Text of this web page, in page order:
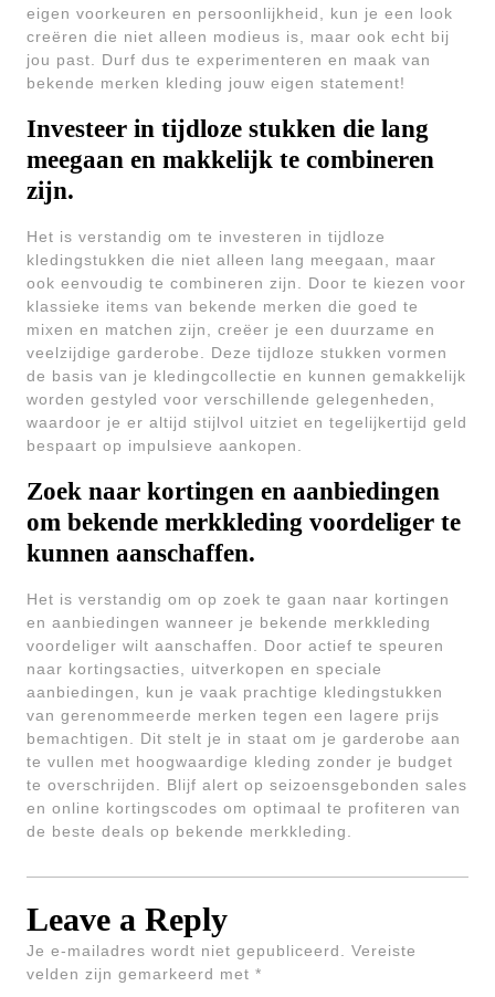
eigen voorkeuren en persoonlijkheid, kun je een look
creëren die niet alleen modieus is, maar ook echt bij
jou past. Durf dus te experimenteren en maak van
bekende merken kleding jouw eigen statement!
Investeer in tijdloze stukken die lang
meegaan en makkelijk te combineren
zijn.
Het is verstandig om te investeren in tijdloze
kledingstukken die niet alleen lang meegaan, maar
ook eenvoudig te combineren zijn. Door te kiezen voor
klassieke items van bekende merken die goed te
mixen en matchen zijn, creëer je een duurzame en
veelzijdige garderobe. Deze tijdloze stukken vormen
de basis van je kledingcollectie en kunnen gemakkelijk
worden gestyled voor verschillende gelegenheden,
waardoor je er altijd stijlvol uitziet en tegelijkertijd geld
bespaart op impulsieve aankopen.
Zoek naar kortingen en aanbiedingen
om bekende merkkleding voordeliger te
kunnen aanschaffen.
Het is verstandig om op zoek te gaan naar kortingen
en aanbiedingen wanneer je bekende merkkleding
voordeliger wilt aanschaffen. Door actief te speuren
naar kortingsacties, uitverkopen en speciale
aanbiedingen, kun je vaak prachtige kledingstukken
van gerenommeerde merken tegen een lagere prijs
bemachtigen. Dit stelt je in staat om je garderobe aan
te vullen met hoogwaardige kleding zonder je budget
te overschrijden. Blijf alert op seizoensgebonden sales
en online kortingscodes om optimaal te profiteren van
de beste deals op bekende merkkleding.
Leave a Reply
Je e-mailadres wordt niet gepubliceerd.
Vereiste
velden zijn gemarkeerd met *